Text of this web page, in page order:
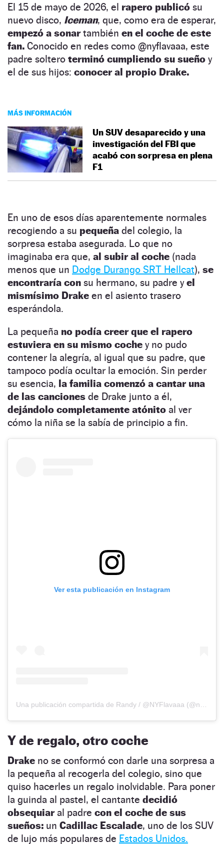
El 15 de mayo de 2026, el rapero publicó su
nuevo disco, Iceman, que, como era de esperar,
empezó a sonartambién en el coche de este
fan. Conocido en redes como @nyflavaaa, este
padre soltero terminó cumpliendo su sueño y
el de sus hijos: conocer al propio Drake.
MÁS INFORMACIÓN
Un SUV desaparecido y una
investigación del FBI que
acabó con sorpresa en plena
F1
En uno de esos días aparentemente normales
recogiendo a su pequeña del colegio, la
sorpresa estaba asegurada. Lo que no
imaginaba era que, al subir al coche (nada
menos que un Dodge Durango SRT Hellcat), se
encontraría con su hermano, su padre yel
mismísimo Drake en el asiento trasero
esperándola.
La pequeña no podía creer que el rapero
estuviera en su mismo coche y no pudo
contener la alegría, al igual que su padre, que
tampoco podía ocultar la emoción. Sin perder
su esencia, la familia comenzó a cantar una
de las canciones de Drake junto a él,
dejándolo completamente atónito al ver
cómo la niña se la sabía de principio a fin.
Ver esta publicación en Instagram
Una publicación compartida de Randy / @NYFlavaaa (@nyflavaaa)
Y de regalo, otro coche
Drake no se conformó con darle una sorpresa a
la pequeña al recogerla del colegio, sino que
quiso hacerles un regalo inolvidable. Para poner
la guinda al pastel, el cantante decidió
obsequiaral padre con el coche de sus
sueños: un Cadillac Escalade, uno de los SUV
de lujo más populares de Estados Unidos.